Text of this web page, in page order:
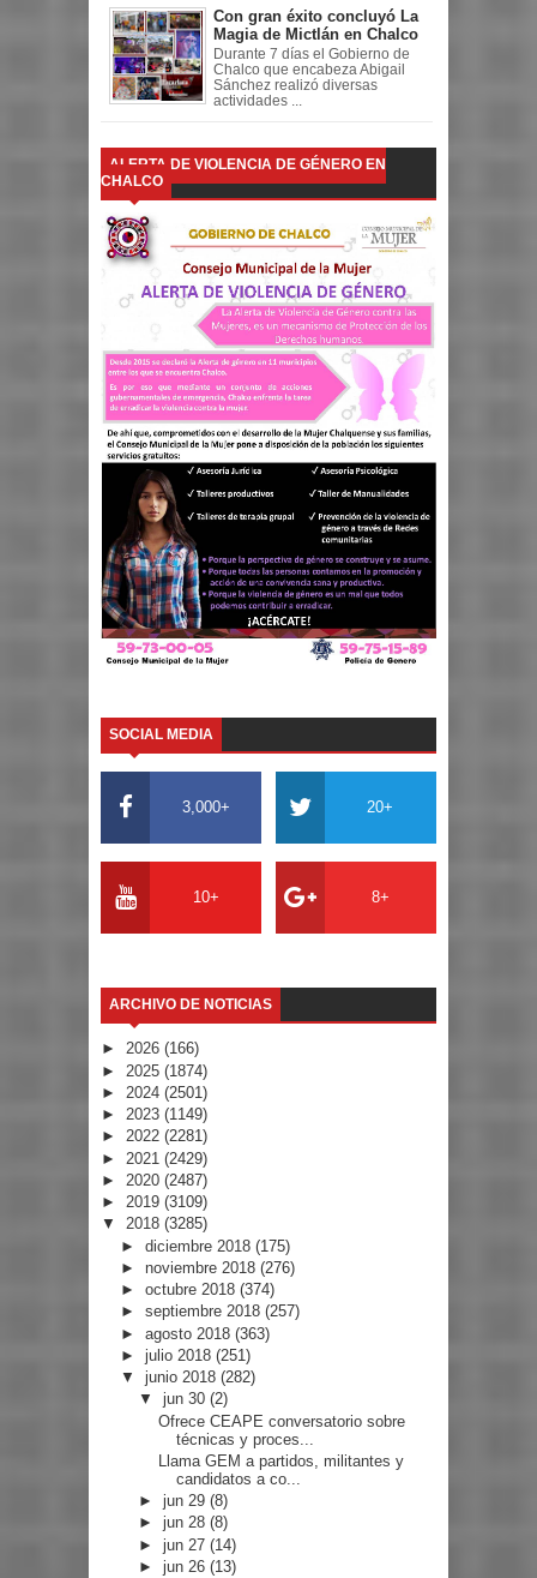
Con gran éxito concluyó La
Magia de Mictlán en Chalco
Durante 7 días el Gobierno de
Chalco que encabeza Abigail
Sánchez realizó diversas
actividades ...
ALERTA DE VIOLENCIA DE GÉNERO EN
CHALCO
SOCIAL MEDIA
3,000+ 20+
10+ 8+
ARCHIVO DE NOTICIAS
► 2026 (166)
► 2025 (1874)
► 2024 (2501)
► 2023 (1149)
► 2022 (2281)
► 2021 (2429)
► 2020 (2487)
► 2019 (3109)
▼ 2018 (3285)
► diciembre 2018 (175)
► noviembre 2018 (276)
► octubre 2018 (374)
► septiembre 2018 (257)
► agosto 2018 (363)
► julio 2018 (251)
▼ junio 2018 (282)
▼jun 30(2)
Ofrece CEAPE conversatorio sobre
técnicas y proces...
Llama GEM a partidos, militantes y
candidatos a co...
►jun 29(8)
►jun 28(8)
►jun 27(14)
►jun 26(13)